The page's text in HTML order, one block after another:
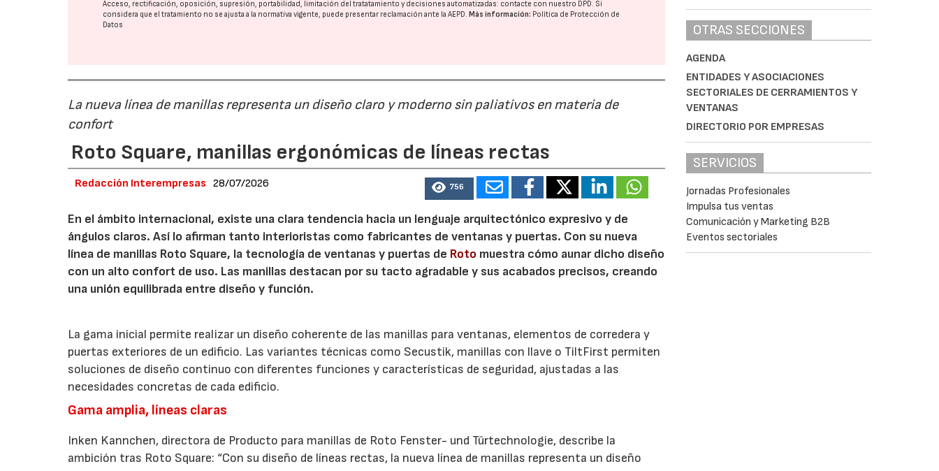
Acceso, rectificación, oposición, supresión, portabilidad, limitación del tratatamiento y decisiones automatizadas: contacte con nuestro DPD. Si
considera que el tratamiento no se ajusta a la normativa vigente, puede presentar reclamación ante laAEPD. Más información: Política de Protección de
Datos
La nueva línea de manillas representa un diseño claro y moderno sin paliativos en materia de
confort
Roto Square, manillas ergonómicas de líneas rectas
Redacción Interempresas 28/07/2026 756
En el ámbito internacional, existe una clara tendencia hacia un lenguaje arquitectónico expresivo y de
ángulos claros. Así lo afirman tanto interioristas como fabricantes de ventanas y puertas. Con su nueva
línea de manillas Roto Square, la tecnología de ventanas y puertas de Roto muestra cómo aunar dicho diseño
con un alto confort de uso. Las manillas destacan por su tacto agradable y sus acabados precisos, creando
una unión equilibrada entre diseño y función.
La gama inicial permite realizar un diseño coherente de las manillas para ventanas, elementos de corredera y
puertas exteriores de un edificio. Las variantes técnicas como Secustik, manillas con llave o TiltFirst permiten
soluciones de diseño continuo con diferentes funciones y características de seguridad, ajustadas a las
necesidades concretas de cada edificio.
Gama amplia, líneas claras
Inken Kannchen, directora de Producto para manillas de Roto Fenster- und Türtechnologie, describe la
ambición tras Roto Square: “Con su diseño de líneas rectas, la nueva línea de manillas representa un diseño
OTRAS SECCIONES
AGENDA
ENTIDADES Y ASOCIACIONES
SECTORIALES DE CERRAMIENTOS Y
VENTANAS
DIRECTORIO POR EMPRESAS
SERVICIOS
Jornadas Profesionales
Impulsa tus ventas
Comunicación y Marketing B2B
Eventos sectoriales